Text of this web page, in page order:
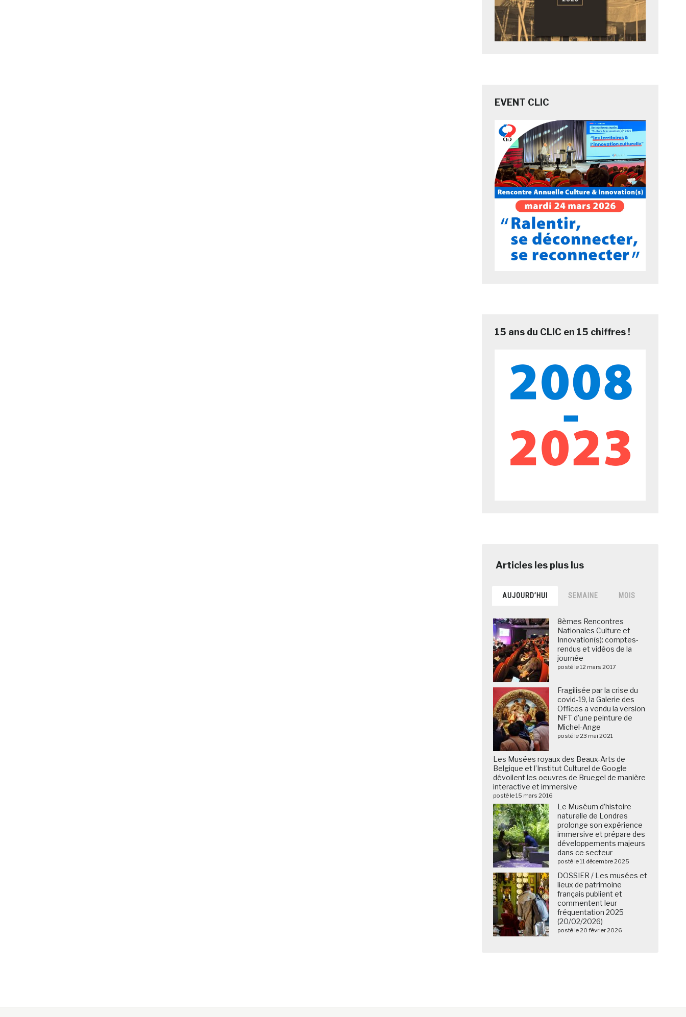
EVENT CLIC
15 ans du CLIC en 15 chiffres !
AUJOURD’HUI SEMAINE MOIS
8èmes Rencontres
Nationales Culture et
Innovation(s): comptes-
rendus et vidéos de la
journée
posté le 12 mars 2017
Fragilisée par la crise du
covid-19, la Galerie des
Offices a vendu la version
NFT d’une peinture de
Michel-Ange
posté le 23 mai 2021
Les Musées royaux des Beaux-Arts de
Belgique et l’Institut Culturel de Google
dévoilent les oeuvres de Bruegel de manière
interactive et immersive
posté le 15 mars 2016
Le Muséum d’histoire
naturelle de Londres
prolonge son expérience
immersive et prépare des
développements majeurs
dans ce secteur
posté le 11 décembre 2025
DOSSIER / Les musées et
lieux de patrimoine
français publient et
commentent leur
fréquentation 2025
(20/02/2026)
posté le 20 février 2026